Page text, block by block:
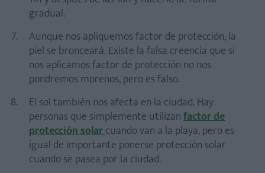
gradual.
Aunque nos apliquemos factor de protección, la
piel se bronceará. Existe la falsa creencia que si
nos aplicamos factor de protección no nos
pondremos morenos, pero es falso.
El sol también nos afecta en la ciudad. Hay
personas que simplemente utilizanfactor de
protección solarcuando van a la playa, pero es
igual de importante ponerse protección solar
cuando se pasea por la ciudad.